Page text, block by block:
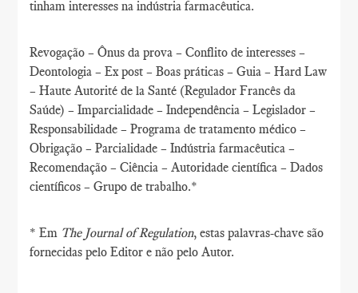
tinham interesses na indústria farmacêutica.
Revogação – Ônus da prova – Conflito de interesses –
Deontologia – Ex post – Boas práticas – Guia – Hard Law
– Haute Autorité de la Santé (Regulador Francês da
Saúde) – Imparcialidade – Independência – Legislador –
Responsabilidade – Programa de tratamento médico –
Obrigação – Parcialidade – Indústria farmacêutica –
Recomendação – Ciência – Autoridade científica – Dados
científicos – Grupo de trabalho.*
* Em The Journal of Regulation, estas palavras-chave são
fornecidas pelo Editor e não pelo Autor.